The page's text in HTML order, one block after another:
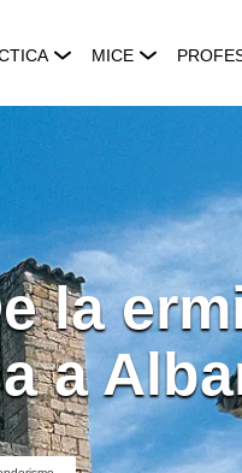
MICE
la
a